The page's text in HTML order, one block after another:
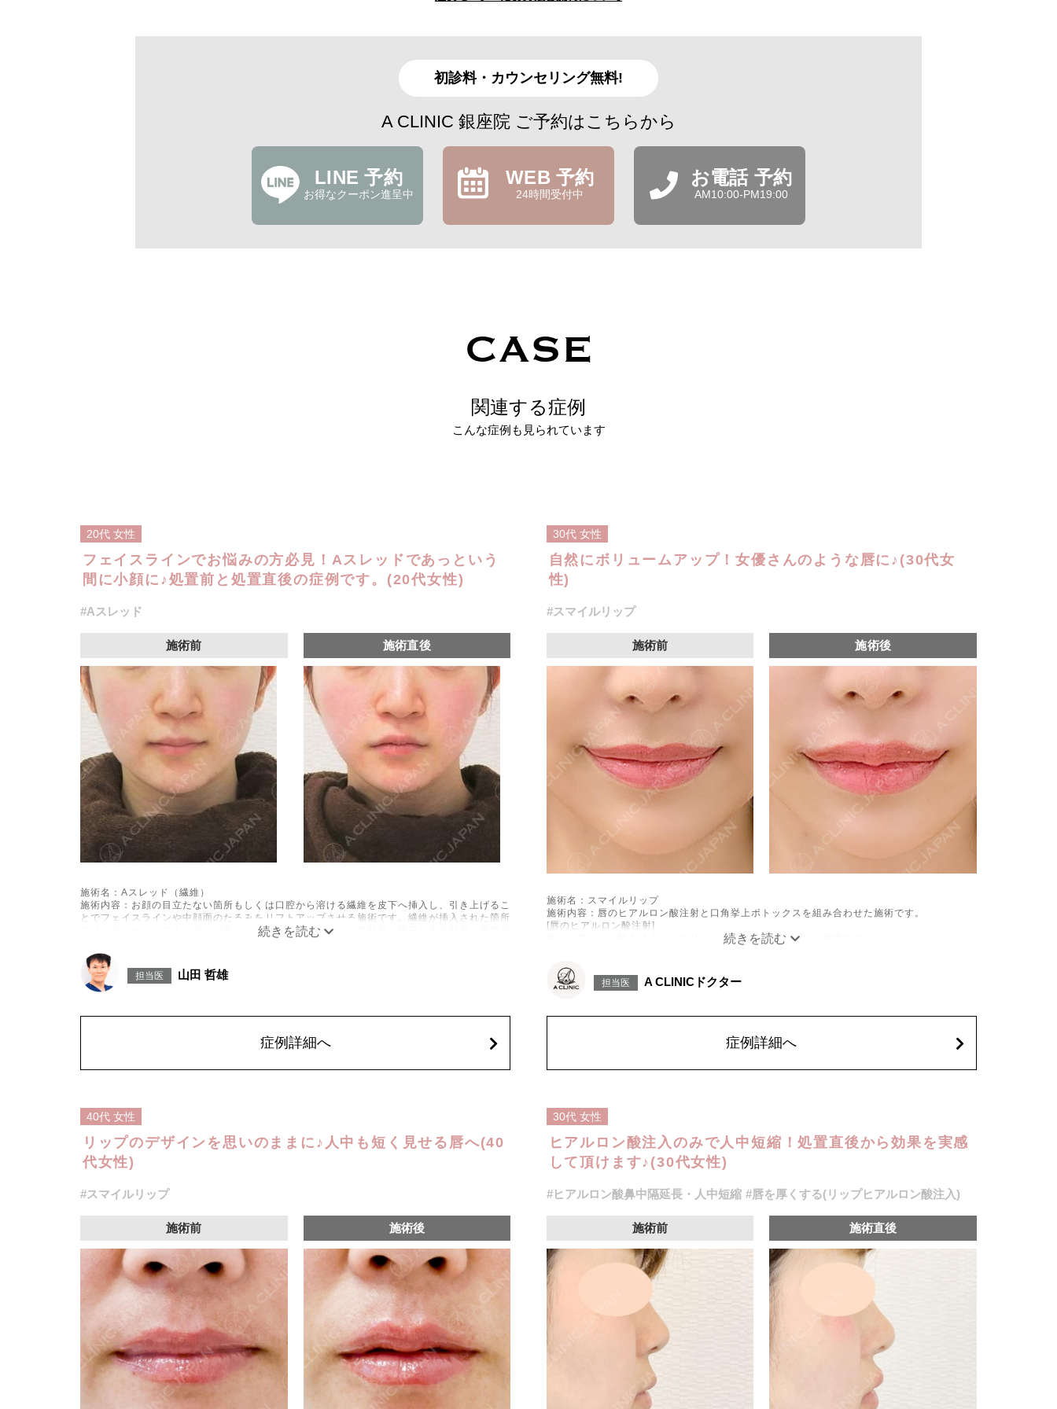
初診料・カウンセリング無料!
A CLINIC 銀座院 ご予約はこちらから
LINE 予約
お得なクーポン進呈中
WEB 予約
24時間受付中
お電話 予約
AM10:00-PM19:00
CASE
関連する症例
こんな症例も見られています
20代 女性
フェイスラインでお悩みの方必見！Aスレッドであっという
間に小顔に♪処置前と処置直後の症例です。(20代女性)
#Aスレッド
施術前 施術直後
施術名：Aスレッド（繊維）
施術内容：お顔の目立たない箇所もしくは口腔から溶ける繊維を皮下へ挿入し、引き上げるこ
とでフェイスラインや中顔面のたるみをリフトアップさせる施術です。繊維が挿入された箇所
にはコラーゲンやエラスチンが生成されるため、長期的な美肌効果、肌質の改善効果、将来的
施術時間：約15〜20分程
リスク、副作用：腫れ、内出血、疼痛、頭痛、引き攣れ感などが生じることがございます。ま
た、稀ではありますが、施術部位の細菌感染症、皮膚のよれ、繊維の突出などが生じることが
ございます。化膿止め・痛み止めを処方しております。服用により、何か異常があれば服用を
費用：1部位 184,800円(税込)
担当医 山田 哲雄
症例詳細へ
30代 女性
自然にボリュームアップ！女優さんのような唇に♪(30代女
性)
#スマイルリップ
施術前 施術後
施術名：スマイルリップ
施術内容：唇のヒアルロン酸注射と口角挙上ボトックスを組み合わせた施術です。
[唇のヒアルロン酸注射]
唇にヒアルロン酸を注入し、ボリュームやバランスを整える施術です。
きを抑制し、口角を上げる施術です。
施術時間：約15～20分程
性は2か月避妊して頂くようお願いします。
担当医 A CLINICドクター
症例詳細へ
40代 女性
リップのデザインを思いのままに♪人中も短く見せる唇へ(40
代女性)
#スマイルリップ
施術前 施術後
30代 女性
ヒアルロン酸注入のみで人中短縮！処置直後から効果を実感
して頂けます♪(30代女性)
#ヒアルロン酸鼻中隔延長・人中短縮 #唇を厚くする(リップヒアルロン酸注入)
施術前 施術直後